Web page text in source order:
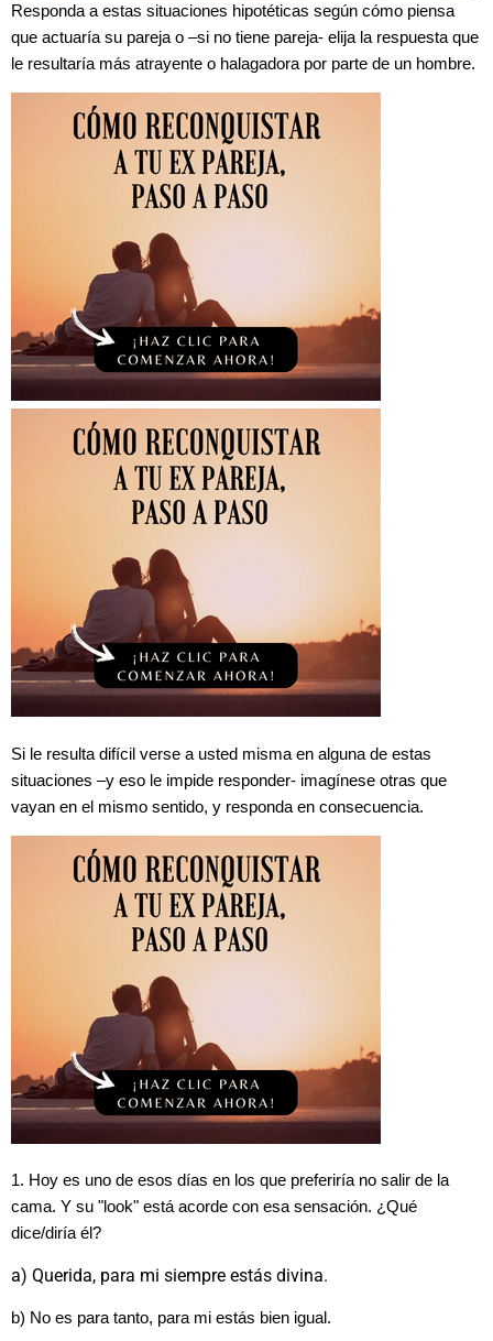
Responda a estas situaciones hipotéticas según cómo piensa
que actuaría su pareja o –si no tiene pareja- elija la respuesta que
le resultaría más atrayente o halagadora por parte de un hombre.
Si le resulta difícil verse a usted misma en alguna de estas
situaciones –y eso le impide responder- imagínese otras que
vayan en el mismo sentido, y responda en consecuencia.
1. Hoy es uno de esos días en los que preferiría no salir de la
cama. Y su "look" está acorde con esa sensación. ¿Qué
dice/diría él?
a) Querida, para mi siempre estás divina.
b) No es para tanto, para mi estás bien igual.